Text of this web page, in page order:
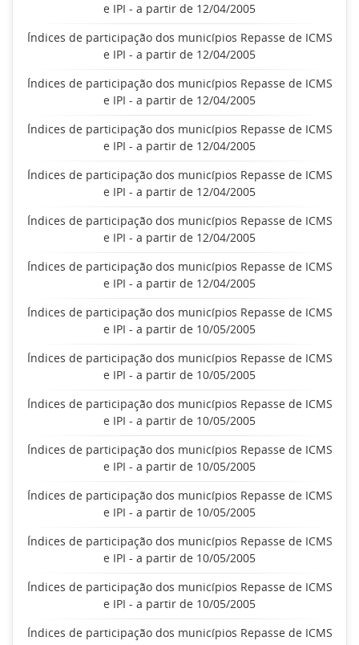
e IPI - a partir de 12/04/2005
Índices de participação dos municípios Repasse de ICMS
e IPI - a partir de 12/04/2005
Índices de participação dos municípios Repasse de ICMS
e IPI - a partir de 12/04/2005
Índices de participação dos municípios Repasse de ICMS
e IPI - a partir de 12/04/2005
Índices de participação dos municípios Repasse de ICMS
e IPI - a partir de 12/04/2005
Índices de participação dos municípios Repasse de ICMS
e IPI - a partir de 12/04/2005
Índices de participação dos municípios Repasse de ICMS
e IPI - a partir de 12/04/2005
Índices de participação dos municípios Repasse de ICMS
e IPI - a partir de 10/05/2005
Índices de participação dos municípios Repasse de ICMS
e IPI - a partir de 10/05/2005
Índices de participação dos municípios Repasse de ICMS
e IPI - a partir de 10/05/2005
Índices de participação dos municípios Repasse de ICMS
e IPI - a partir de 10/05/2005
Índices de participação dos municípios Repasse de ICMS
e IPI - a partir de 10/05/2005
Índices de participação dos municípios Repasse de ICMS
e IPI - a partir de 10/05/2005
Índices de participação dos municípios Repasse de ICMS
e IPI - a partir de 10/05/2005
Índices de participação dos municípios Repasse de ICMS